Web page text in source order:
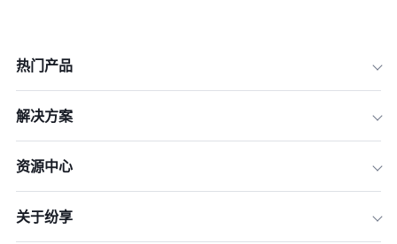
热门产品
解决方案
资源中心
关于纷享